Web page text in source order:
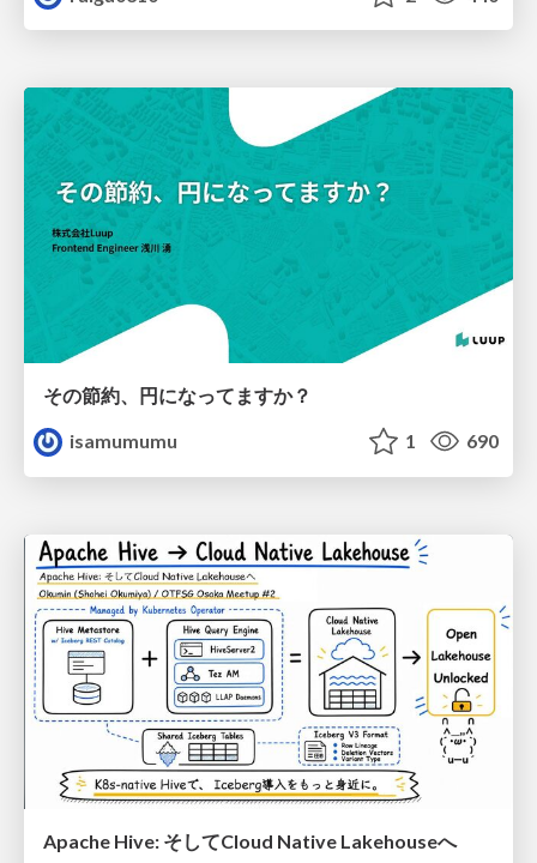
その節約、円になってますか？
isamumumu
1 690
Apache Hive: そしてCloud Native Lakehouseへ